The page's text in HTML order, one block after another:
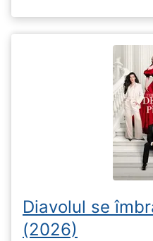
Diavolul se
(2026)